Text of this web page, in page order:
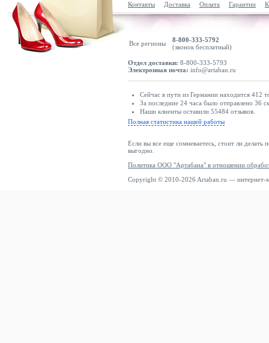
Контакты Доставка Оплата Гарантии
Все регионы
8-800-333-5792
(звонок бесплатный)
Отдел доставки: 8-800-333-5793
Электронная почта: info@artaban.ru
Сейчас в пути из Германии находится 412
За последние 24 часа было отправлено 36
Наши клиенты оставили 55484 отзывов.
Полная статистика нашей работы
Если вы все еще сомневаетесь, стоит ли делать
выгодно.
Политика ООО "Артабана" в отношении
Copyright © 2010-2026 Artaban.ru — интернет-